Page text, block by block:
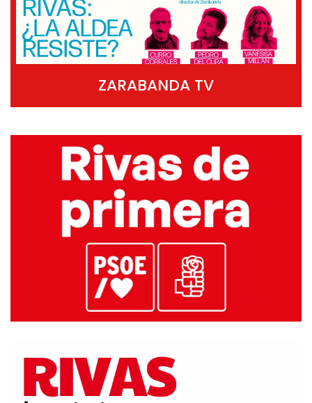
ZARABANDA TV